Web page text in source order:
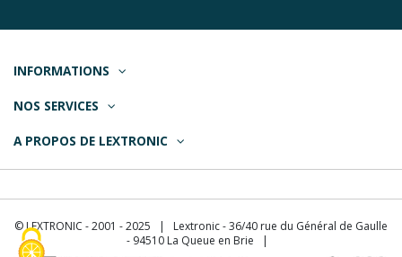
INFORMATIONS
NOS SERVICES
A PROPOS DE LEXTRONIC
© LEXTRONIC - 2001 - 2025 | Lextronic - 36/40 rue du Général de Gaulle
- 94510 La Queue en Brie |